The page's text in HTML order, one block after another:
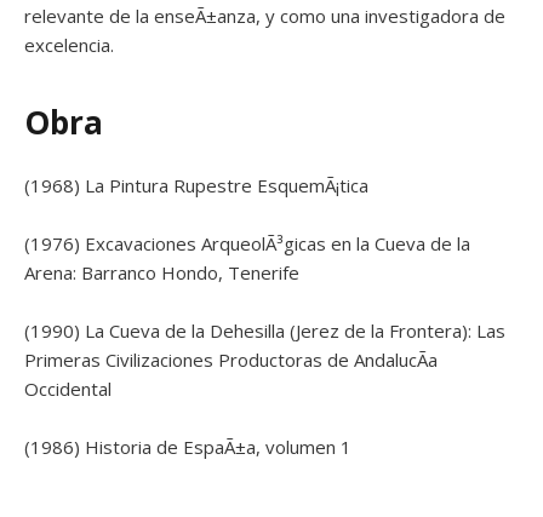
relevante de la enseÃ±anza, y como una investigadora de
excelencia.
Obra
(1968) La Pintura Rupestre EsquemÃ¡tica
(1976) Excavaciones ArqueolÃ³gicas en la Cueva de la
Arena: Barranco Hondo, Tenerife
(1990) La Cueva de la Dehesilla (Jerez de la Frontera): Las
Primeras Civilizaciones Productoras de AndalucÃ­a
Occidental
(1986) Historia de EspaÃ±a, volumen 1